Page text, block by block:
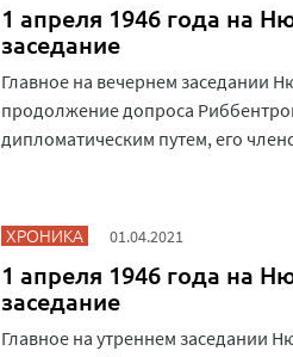
1 апреля 1946 года на
заседание
Главное на вечернем заседании
продолжение допроса
дипломатическим путем, его
ХРОНИКА 01.04.2021
1 апреля 1946 года на
заседание
Главное на утреннем заседании